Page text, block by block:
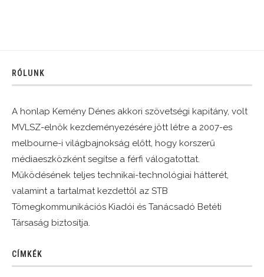
RÓLUNK
A honlap Kemény Dénes akkori szövetségi kapitány, volt
MVLSZ-elnök kezdeményezésére jött létre a 2007-es
melbourne-i világbajnokság előtt, hogy korszerű
médiaeszközként segítse a férfi válogatottat.
Működésének teljes technikai-technológiai hátterét,
valamint a tartalmat kezdettől az STB
Tömegkommunikációs Kiadói és Tanácsadó Betéti
Társaság biztosítja.
CÍMKÉK